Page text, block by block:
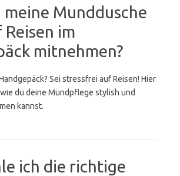
meine Munddusche
im
mitnehmen?
Sei stressfrei auf Reisen! Hier
du deine Mundpflege stylish und
kannst.
ich die richtige